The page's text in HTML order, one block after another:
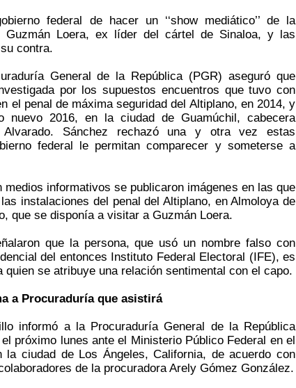
federal de hacer un ‘‘show mediático’’ de la
Guzmán Loera, ex líder del cártel de Sinaloa, y las
contra.
General de la República (PGR) aseguró que
por los supuestos encuentros que tuvo con
el penal de máxima seguridad del Altiplano, en 2014, y
nuevo 2016, en la ciudad de Guamúchil, cabecera
Alvarado. Sánchez rechazó una y otra vez estas
federal le permitan comparecer y someterse a
medios informativos se publicaron imágenes en las que
instalaciones del penal del Altiplano, en Almoloya de
que se disponía a visitar a Guzmán Loera.
que la persona, que usó un nombre falso con
del entonces Instituto Federal Electoral (IFE), es
quien se atribuye una relación sentimental con el capo.
a Procuraduría que asistirá
informó a la Procuraduría General de la República
próximo lunes ante el Ministerio Público Federal en el
la ciudad de Los Ángeles, California, de acuerdo con
de la procuradora Arely Gómez González.